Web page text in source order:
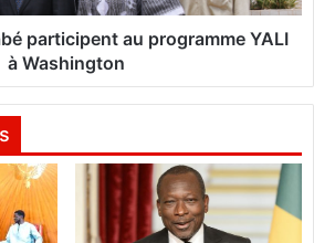
participent au programme YALI
à Washington